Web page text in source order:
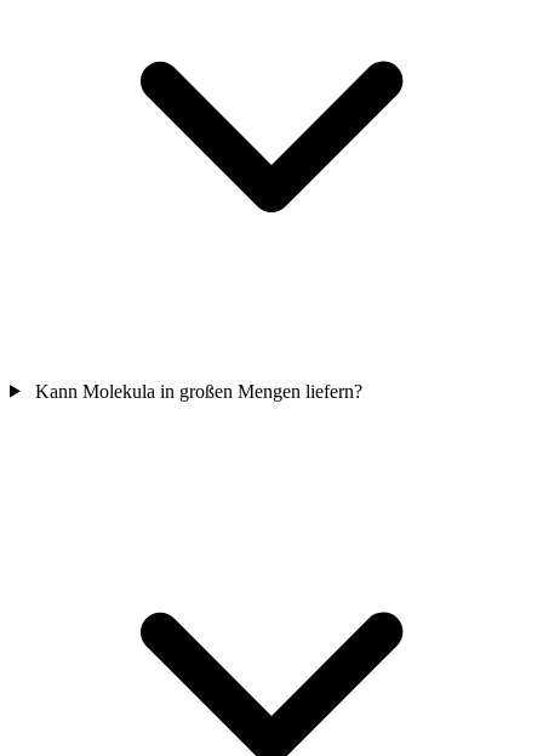
Kann Molekula in großen Mengen liefern?